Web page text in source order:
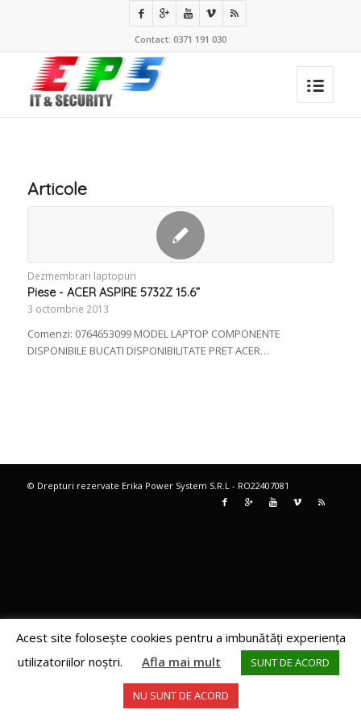
Contact: 0371 191 030
Articole
Dezmembrari laptopuri
Piese - ACER ASPIRE 5732Z 15.6”
3 octombrie 2013
Comenzi: 0764653099 MODEL LAPTOP COMPONENTE
DISPONIBILE BUCATI DISPONIBILITATE PRET ACER…
© Drepturi rezervate Erika Power System S.R.L - RO22407081
Acest site foloseşte cookies pentru a imbunătăţi experienţa
utilizatoriilor noştri.
Afla mai mult SUNT DE ACORD
NU SUNT DE ACORD